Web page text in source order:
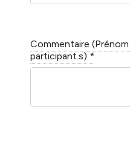
Commentaire
participant.s) *